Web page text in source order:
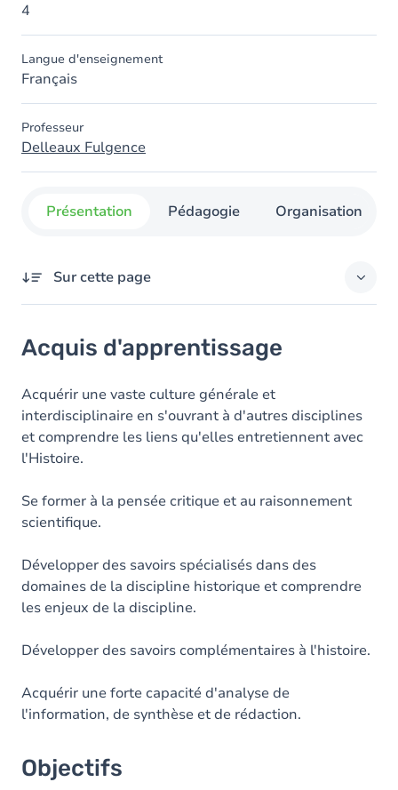
4
Langue d'enseignement
Français
Professeur
Delleaux Fulgence
Présentation Pédagogie Organisation
Sur cette page
Objectifs
Contenu
Table des matières
Acquis d'apprentissage
Acquérir une vaste culture générale et
interdisciplinaire en s'ouvrant à d'autres disciplines
et comprendre les liens qu'elles entretiennent avec
l'Histoire.
Se former à la pensée critique et au raisonnement
scientifique.
Développer des savoirs spécialisés dans des
domaines de la discipline historique et comprendre
les enjeux de la discipline.
Développer des savoirs complémentaires à l'histoire.
Acquérir une forte capacité d'analyse de
l'information, de synthèse et de rédaction.
Objectifs